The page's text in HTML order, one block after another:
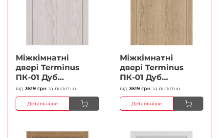
Міжкімнатні
двері Terminus
ПК-01 Дуб
перлиний Глухі
Плівка
від 3519 грн за полотно
Детальніше
Міжкімнатні
двері Terminus
ПК-01 Дуб
класичний Глухі
Плівка
від 3519 грн за полотно
Детальніше